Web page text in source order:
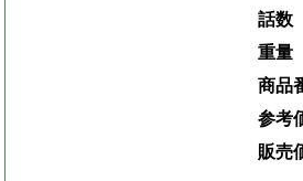
話数
重量
商品
参考
販売